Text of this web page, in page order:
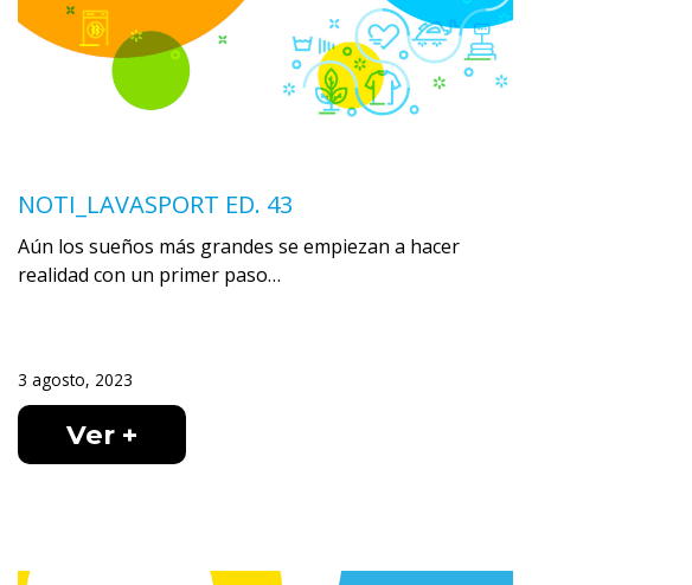
NOTI_LAVASPORT ED. 43
Aún los sueños más grandes se empiezan a hacer
realidad con un primer paso…
3 agosto, 2023
Ver +